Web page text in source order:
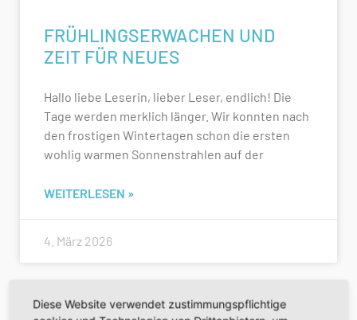
FRÜHLINGSERWACHEN UND
ZEIT FÜR NEUES
Hallo liebe Leserin, lieber Leser, endlich! Die
Tage werden merklich länger. Wir konnten nach
den frostigen Wintertagen schon die ersten
wohlig warmen Sonnenstrahlen auf der
WEITERLESEN »
4. März 2026
Diese Website verwendet zustimmungspflichtige